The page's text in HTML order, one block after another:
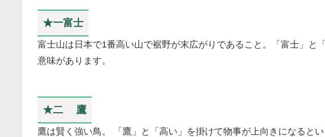
★一富士
富士山は日本で1番高い山で裾野が末広がりであること。「富士」と
意味があります。
★二 鷹
鷹は賢く強い鳥。 「鷹」と「高い」を掛けて物事が上向きになるとい